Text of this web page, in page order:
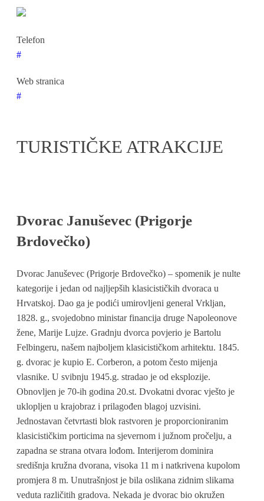
Telefon
#
Web stranica
#
TURISTIČKE ATRAKCIJE
Dvorac Januševec (Prigorje
Brdovečko)
Dvorac Januševec (Prigorje Brdovečko) – spomenik je nulte
kategorije i jedan od najljepših klasicističkih dvoraca u
Hrvatskoj. Dao ga je podići umirovljeni general Vrkljan,
1828. g., svojedobno ministar financija druge Napoleonove
žene, Marije Lujze. Gradnju dvorca povjerio je Bartolu
Felbingeru, našem najboljem klasicističkom arhitektu. 1845.
g. dvorac je kupio E. Corberon, a potom često mijenja
vlasnike. U svibnju 1945.g. stradao je od eksplozije.
Obnovljen je 70-ih godina 20.st. Dvokatni dvorac vješto je
uklopljen u krajobraz i prilagođen blagoj uzvisini.
Jednostavan četvrtasti blok rastvoren je proporcioniranim
klasicističkim porticima na sjevernom i južnom pročelju, a
zapadna se strana otvara lođom. Interijerom dominira
središnja kružna dvorana, visoka 11 m i natkrivena kupolom
promjera 8 m. Unutrašnjost je bila oslikana zidnim slikama
veduta različitih gradova. Nekada je dvorac bio okružen